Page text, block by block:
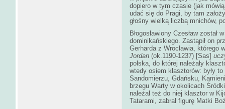
dopiero w tym czasie (jak mówią
udać się do Pragi, by tam
głośny wielką liczbą mnichów,
Błogosławiony Czesław został
dominikańskiego. Zastąpił on
Gerharda z Wrocławia, którego
Jordan (ok.1190-1237) [Sas]
polska, do której należały
wtedy osiem klasztorów: były
Sandomierzu, Gdańsku,
brzegu Warty w okolicach
należał też do niej klasztor w
Tatarami, zabrał figurę Matki